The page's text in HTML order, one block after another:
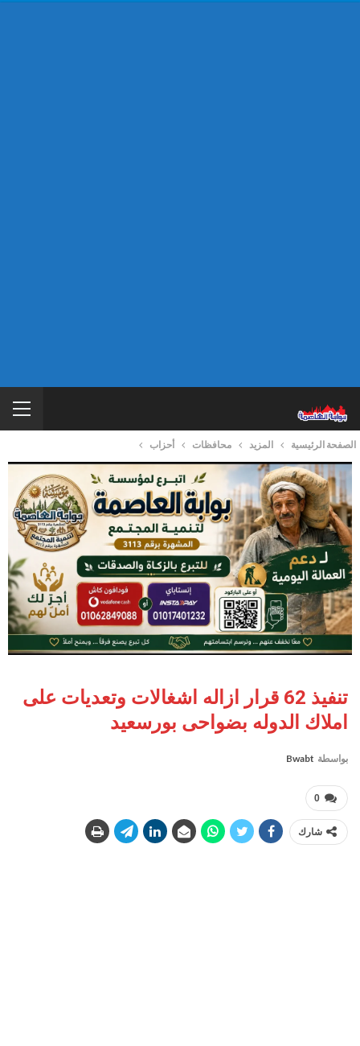
الصفحة الرئيسية المزيد محافظات أحزاب
تنفيذ 62 قرار ازاله اشغالات وتعديات على
املاك الدوله بضواحى بورسعيد
بواسطة Bwabt
0
شارك